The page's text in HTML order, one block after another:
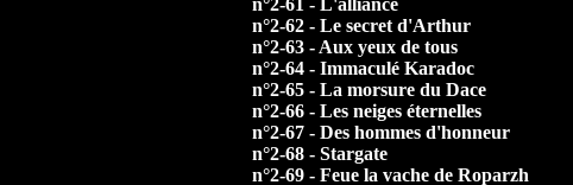
n°2-61 - L'alliance
n°2-62 - Le secret d'Arthur
n°2-63 - Aux yeux de tous
n°2-64 - Immaculé Karadoc
n°2-65 - La morsure du Dace
n°2-66 - Les neiges éternelles
n°2-67 - Des hommes d'honneur
n°2-68 - Stargate
n°2-69 - Feue la vache de Roparzh